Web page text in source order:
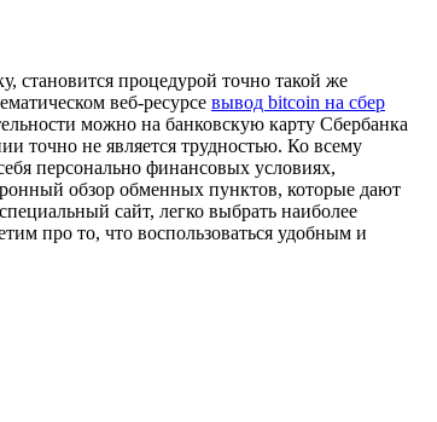
становится процедурой точно такой же
веб-ресурсе вывод bitcoin на сбер
можно на банковскую карту Сбербанка
точно не является трудностью. Ко всему
персонально финансовых условиях,
обзор обменных пунктов, которые дают
сайт, легко выбрать наиболее
про то, что воспользоваться удобным и